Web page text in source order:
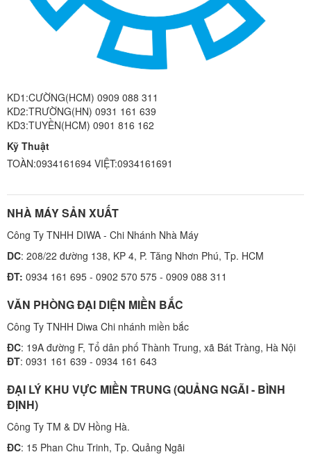
KD1:CƯỜNG(HCM) 0909 088 311
KD2:TRƯỜNG(HN) 0931 161 639
KD3:TUYỀN(HCM) 0901 816 162
Kỹ Thuật
TOÀN:0934161694 VIỆT:0934161691
NHÀ MÁY SẢN XUẤT
Công Ty TNHH DIWA - Chi Nhánh Nhà Máy
DC: 208/22 đường 138, KP 4, P. Tăng Nhơn Phú, Tp. HCM
ĐT: 0934 161 695 - 0902 570 575 - 0909 088 311
VĂN PHÒNG ĐẠI DIỆN MIỀN BẮC
Công Ty TNHH Diwa Chi nhánh miền bắc
ĐC: 19A đường F, Tổ dân phố Thành Trung, xã Bát Tràng, Hà Nội
ĐT: 0931 161 639 - 0934 161 643
ĐẠI LÝ KHU VỰC MIỀN TRUNG (QUẢNG NGÃI - BÌNH
ĐỊNH)
Công Ty TM & DV Hồng Hà.
ĐC: 15 Phan Chu Trinh, Tp. Quảng Ngãi